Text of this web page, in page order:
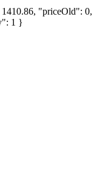
"priceOld": 0,
1 }